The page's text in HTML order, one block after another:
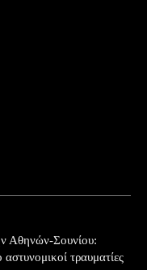
Αθηνών-Σουνίου:
τραυματίες